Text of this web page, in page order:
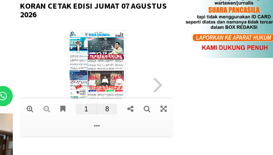
KORAN CETAK EDISI JUMAT 07 AGUSTUS
2026